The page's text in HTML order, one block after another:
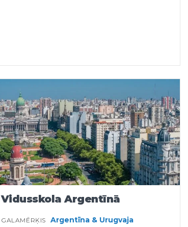
Vidusskola Argentīnā
GALAMĒRĶIS Argentīna & Urugvaja